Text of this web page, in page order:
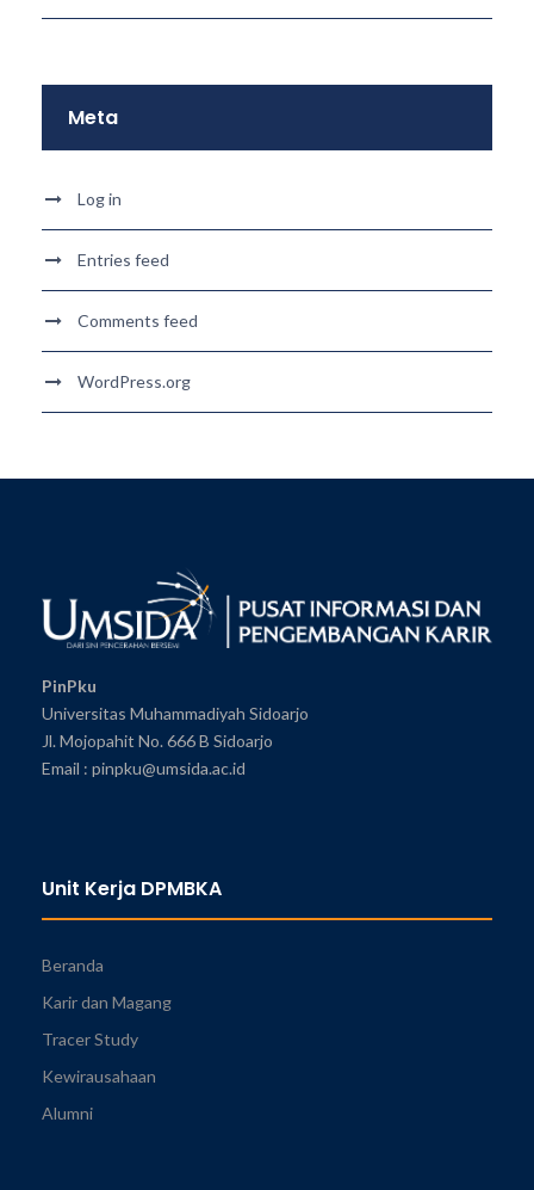
Meta
Log in
Entries feed
Comments feed
WordPress.org
PinPku
Universitas Muhammadiyah Sidoarjo
Jl. Mojopahit No. 666 B Sidoarjo
Email : pinpku@umsida.ac.id
Unit Kerja DPMBKA
Beranda
Karir dan Magang
Tracer Study
Kewirausahaan
Alumni